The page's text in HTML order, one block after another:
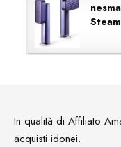
In qualità di Affiliato
acquisti idonei.